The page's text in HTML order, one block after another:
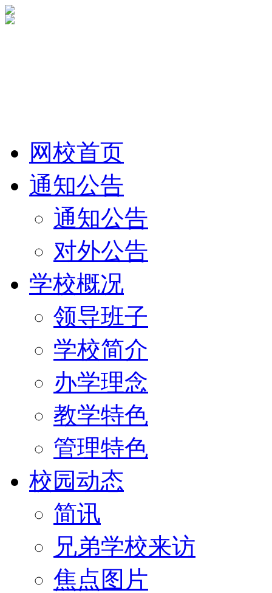
网校首页
通知公告
通知公告
对外公告
学校概况
领导班子
学校简介
办学理念
教学特色
管理特色
校园动态
简讯
兄弟学校来访
焦点图片